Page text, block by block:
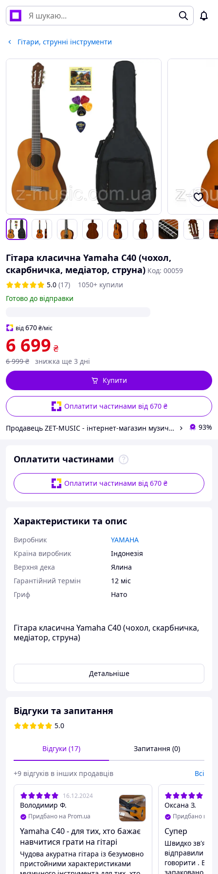
Гітари, струнні інструменти
Гітара класична Yamaha C40 (чохол,
скарбничка, медіатор, струна) Код: 00059
5.0 (17)
1050+ купили
Готово до відправки
від670₴/міс
6 699 ₴
6 999 ₴ знижка ще 3 дні
Оплатити частинами від 670 ₴
Купити
Продавець ZET-MUSIC - інтернет-магазин музичних інструментів 93%
Оплатити частинами
Оплатити частинами від 670 ₴
Характеристики та опис
Виробник
YAMAHA
Країна виробник
Індонезія
Верхня дека
Ялина
Гарантійний термін
12 міс
Гриф
Нато
Гітара класична Yamaha C40 (чохол, скарбничка,
медіатор, струна)
Класична гітараYamaha C40- кращий вибір для тих,
хто хоче навчитися грі на гітарі.
Широкий гриф
. Це самий оптимальний розмір для
вивчення пальцевих технік, тренувальних вправ на
спритність рук, зручного взяття складних акордів і барі.
Адже академічна, перевірена часом і базова для всіх
сучасних стилів гри програма передбачає вивчення
всіх цих видів і прийомів виконання.
Детальніше
Відгуки та запитання
5.0
Відгуки (17) Запитання (0)
+9 відгуків в інших продавців Всі
16.12.2024
Володимир Ф.
Придбано на Prom.ua
Yamaha C40 - для тих, хто бажає
навчитися грати на гітарі
Чудова акуратна гітара із безумовно
пристойними характеристиками
Оксана З.
Придбано на
Супер
Швидко
відправили .
говорити . Все